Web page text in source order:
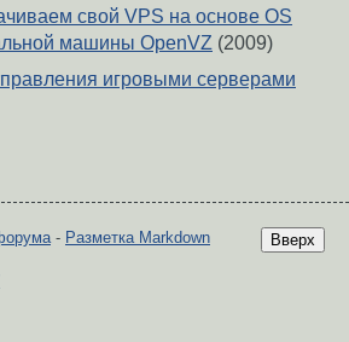
свой VPS на основе OS
машины OpenVZ (2009)
игровыми серверами
Вверх
- Разметка Markdown